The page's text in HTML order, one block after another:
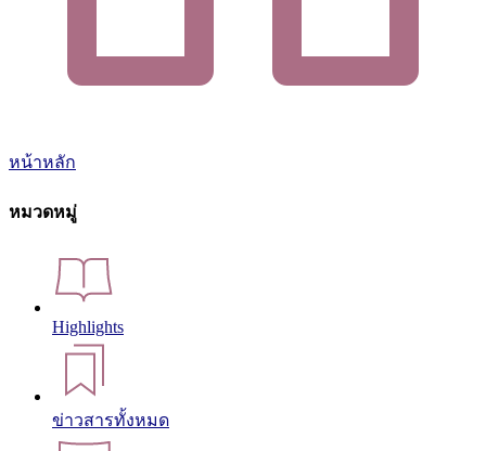
หน้าหลัก
หมวดหมู่
Highlights
ข่าวสารทั้งหมด